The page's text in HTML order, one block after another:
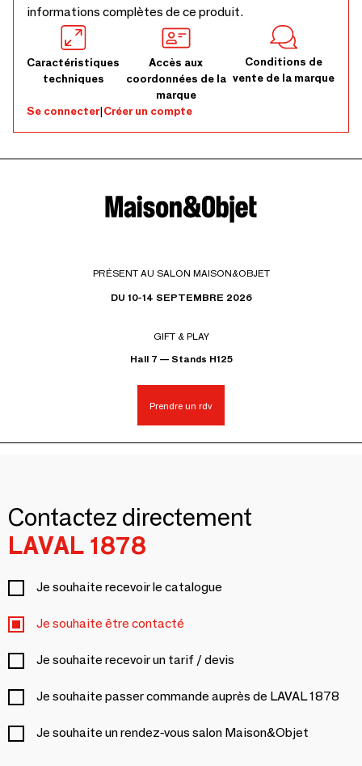
informations complètes de ce produit.
Caractéristiques
techniques
Accès aux
coordonnées de la
marque
Conditions de
vente de la marque
Se connecter|Créer un compte
PRÉSENT AU SALON MAISON&OBJET
DU 10-14 SEPTEMBRE 2026
GIFT & PLAY
Hall 7 — Stands H125
Prendre un rdv
Contactez directement
LAVAL 1878
Je souhaite recevoir le catalogue
Je souhaite être contacté
Je souhaite recevoir un tarif / devis
Je souhaite passer commande auprès de LAVAL 1878
Je souhaite un rendez-vous salon Maison&Objet